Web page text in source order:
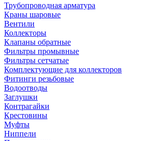
Трубопроводная арматура
Краны шаровые
Вентили
Коллекторы
Клапаны обратные
Фильтры промывные
Фильтры сетчатые
Комплектующие для коллекторов
Фитинги резьбовые
Водоотводы
Заглушки
Контрагайки
Крестовины
Муфты
Ниппели